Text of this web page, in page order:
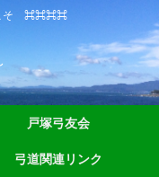
そ ⌘⌘⌘⌘
戸塚弓友会
弓道関連リンク